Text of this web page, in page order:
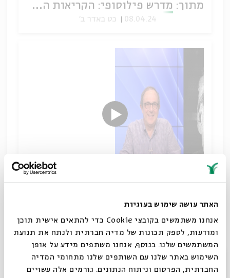
האתר עושה שימוש בעוגיות
אנחנו משתמשים בקובצי Cookie כדי להתאים אישית תוכן
ומודעות, לספק תכונות של מדיה חברתית ולנתח את תנועת
המשתמשים שלנו. בנוסף, אנחנו משתפים מידע על אופן
השימוש באתר שלנו עם השותפים שלנו מתחומי המדיה
החברתית, הפרסום וניתוח הנתונים. גורמים אלה עשויים
מתוך: מדרש פילוסופי: הקריאות התלמודיות של לוינס
08.04.24 כט באדר ב'
תגיות: תלמוד וספרות חז"ל הגות יהודית תלמוד עמנואל לוינס
מר שושני פנומנולוגיה שמואל ויגודה פילוסופיה מדרש
סגור